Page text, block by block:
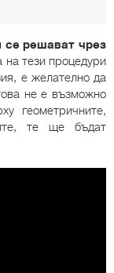
се решават чрез
на тези процедури
е желателно да
не е възможно
геометричните,
те ще бъдат